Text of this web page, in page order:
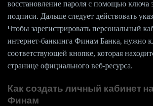
восстановление пароля с помощью ключа
подписи. Дальше следует действовать
Чтобы зарегистрировать персональный
интернет-банкинга Финам Банка, нужно
соответствующей кнопке, которая
странице официального веб-ресурса.
Как создать личный кабинет
Финам